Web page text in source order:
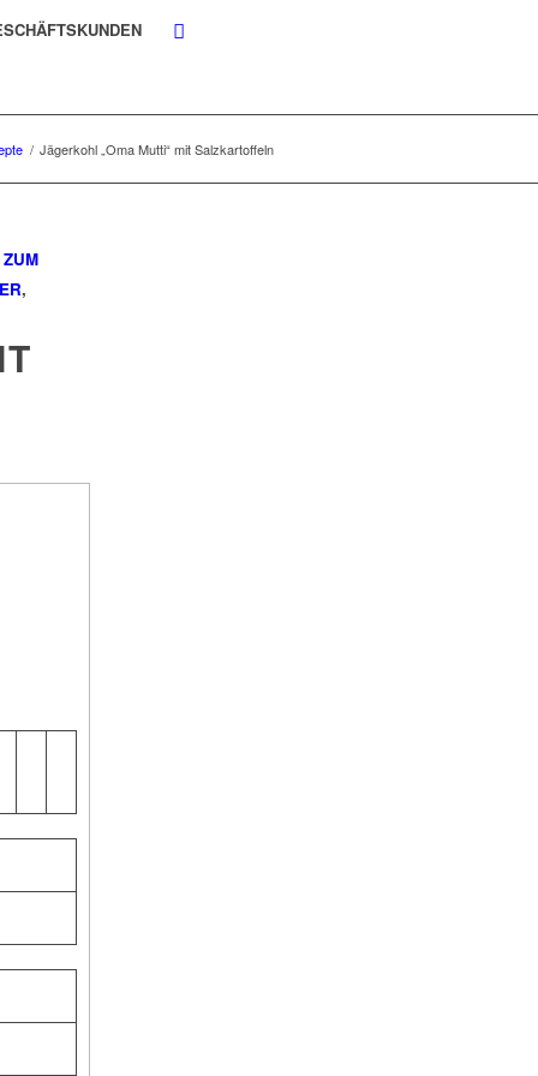
/ Jägerkohl „Oma Mutti“ mit Salzkartoffeln
,